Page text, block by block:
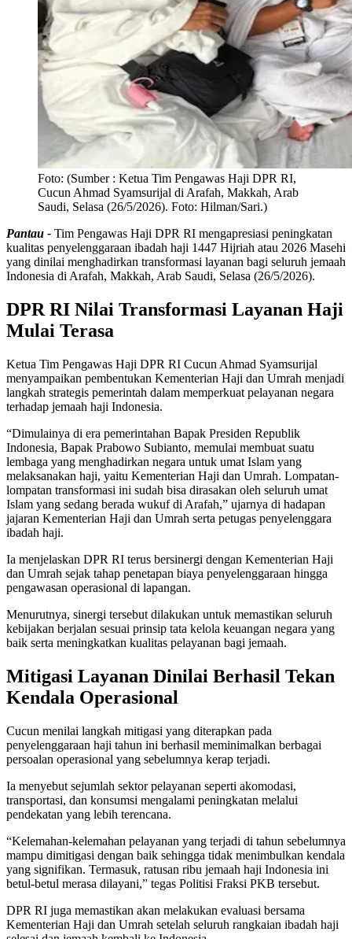
Foto: (Sumber : Ketua Tim Pengawas Haji DPR RI,
Cucun Ahmad Syamsurijal di Arafah, Makkah, Arab
Saudi, Selasa (26/5/2026). Foto: Hilman/Sari.)
Pantau - Tim Pengawas Haji DPR RI mengapresiasi peningkatan
kualitas penyelenggaraan ibadah haji 1447 Hijriah atau 2026 Masehi
yang dinilai menghadirkan transformasi layanan bagi seluruh jemaah
Indonesia di Arafah, Makkah, Arab Saudi, Selasa (26/5/2026).
DPR RI Nilai Transformasi Layanan Haji
Mulai Terasa
Ketua Tim Pengawas Haji DPR RI Cucun Ahmad Syamsurijal
menyampaikan pembentukan Kementerian Haji dan Umrah menjadi
langkah strategis pemerintah dalam memperkuat pelayanan negara
terhadap jemaah haji Indonesia.
“Dimulainya di era pemerintahan Bapak Presiden Republik
Indonesia, Bapak Prabowo Subianto, memulai membuat suatu
lembaga yang menghadirkan negara untuk umat Islam yang
melaksanakan haji, yaitu Kementerian Haji dan Umrah. Lompatan-
lompatan transformasi ini sudah bisa dirasakan oleh seluruh umat
Islam yang sedang berada wukuf di Arafah,” ujarnya di hadapan
jajaran Kementerian Haji dan Umrah serta petugas penyelenggara
ibadah haji.
Ia menjelaskan DPR RI terus bersinergi dengan Kementerian Haji
dan Umrah sejak tahap penetapan biaya penyelenggaraan hingga
pengawasan operasional di lapangan.
Menurutnya, sinergi tersebut dilakukan untuk memastikan seluruh
kebijakan berjalan sesuai prinsip tata kelola keuangan negara yang
baik serta meningkatkan kualitas pelayanan bagi jemaah.
Mitigasi Layanan Dinilai Berhasil Tekan
Kendala Operasional
Cucun menilai langkah mitigasi yang diterapkan pada
penyelenggaraan haji tahun ini berhasil meminimalkan berbagai
persoalan operasional yang sebelumnya kerap terjadi.
Ia menyebut sejumlah sektor pelayanan seperti akomodasi,
transportasi, dan konsumsi mengalami peningkatan melalui
pendekatan yang lebih terencana.
“Kelemahan-kelemahan pelayanan yang terjadi di tahun sebelumnya
mampu dimitigasi dengan baik sehingga tidak menimbulkan kendala
yang signifikan. Termasuk, ratusan ribu jemaah haji Indonesia ini
betul-betul merasa dilayani,” tegas Politisi Fraksi PKB tersebut.
DPR RI juga memastikan akan melakukan evaluasi bersama
Kementerian Haji dan Umrah setelah seluruh rangkaian ibadah haji